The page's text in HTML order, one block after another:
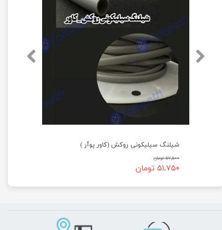
شیلنگ سیلیکونی روکش (کاور پوآر )
۵۷,۵۰۰ تومان
۵۱,۷۵۰ تومان